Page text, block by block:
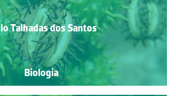
Talhadas dos Santos
Biologia